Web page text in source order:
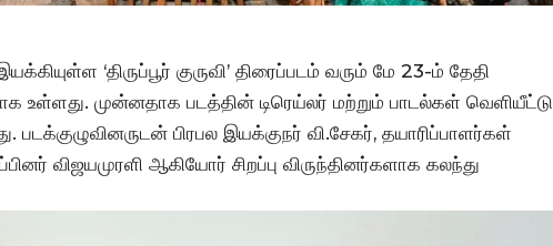
‘திருப்பூர் குருவி’ திரைப்படம் வரும் மே 23-ம் தேதி
உள்ளது. முன்னதாக படத்தின் டிரெய்லர் மற்றும் பாடல்கள் வெளியீட்டு
படக்குழுவினருடன் பிரபல இயக்குநர் வி.சேகர், தயாரிப்பாளர்கள்
விஜயமுரளி ஆகியோர் சிறப்பு விருந்தினர்களாக கலந்து